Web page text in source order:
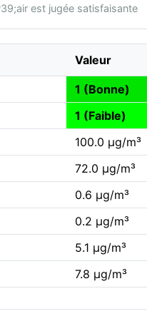
est jugée satisfaisante
Valeur
1 (Bonne)
1 (Faible)
100.0 µg/m³
72.0 µg/m³
0.6 µg/m³
0.2 µg/m³
5.1 µg/m³
7.8 µg/m³